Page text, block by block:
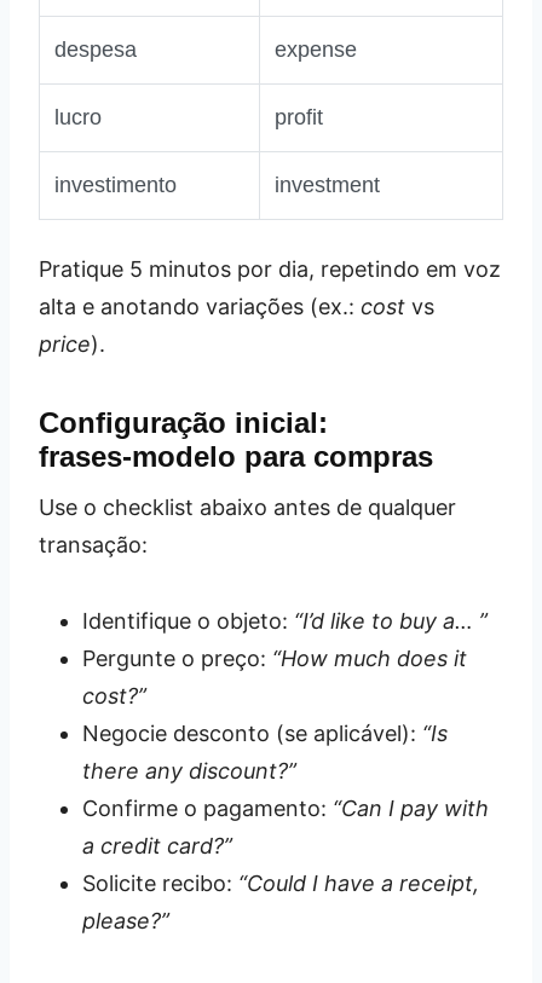
despesa expense
lucro profit
investimento investment
Pratique 5 minutos por dia, repetindo em voz
alta e anotando variações (ex.: cost vs
price).
Configuração inicial:
frases‑modelo para compras
Use o checklist abaixo antes de qualquer
transação:
Identifique o objeto: “I’d like to buy a… ”
Pergunte o preço: “How much does it
cost?”
Negocie desconto (se aplicável): “Is
there any discount?”
Confirme o pagamento: “Can I pay with
a credit card?”
Solicite recibo: “Could I have a receipt,
please?”